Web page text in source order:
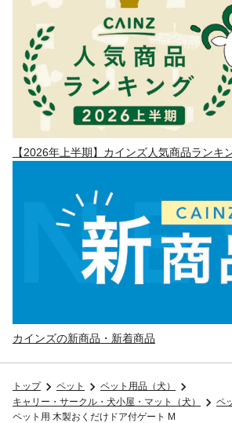
【2026年上半期】カインズ人気商品ランキ
カインズの新商品・新着商品
トップ ペット
ペット用品（犬）
キャリー・サークル・犬小屋・マット（犬）
ペ
ペット用 木製おくだけドア付ゲート M